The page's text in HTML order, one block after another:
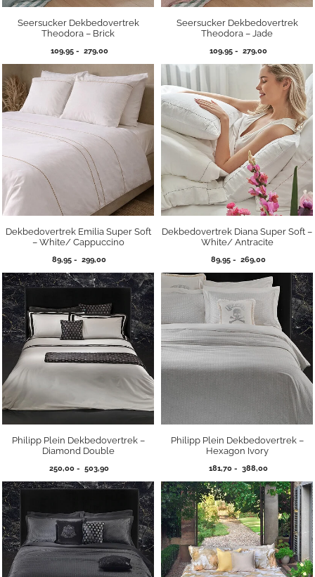
Seersucker Dekbedovertrek
Theodora – Brick
109,95 - 279,00Prijsklasse:
279,00
Seersucker Dekbedovertrek
Theodora – Jade
109,95 - 279,00Prijsklasse:
tot
279,00
Dekbedovertrek Emilia Super Soft
– White/ Cappuccino
89,95 - 299,00Prijsklasse:
tot
299,00
Dekbedovertrek Diana Super Soft –
White/ Antracite
89,95 - 269,00Prijsklasse:
tot
269,00
Philipp Plein Dekbedovertrek –
Diamond Double
250,00 - 503,90Prijsklasse:
tot
Philipp Plein Dekbedovertrek –
Hexagon Ivory
181,70 - 388,00Prijsklasse:
tot
388,00